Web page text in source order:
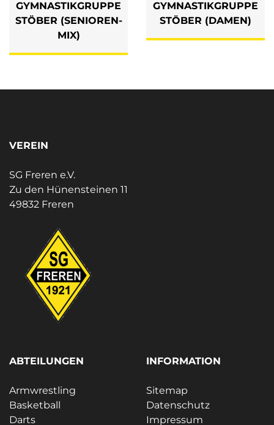
GYMNASTIKGRUPPE
STÖBER (SENIOREN-
MIX)
GYMNASTIKGRUPPE
STÖBER (DAMEN)
VEREIN
SG Freren e.V.
Zu den Hünensteinen 11
49832 Freren
ABTEILUNGEN
Armwrestling
Basketball
Darts
INFORMATION
Sitemap
Datenschutz
Impressum